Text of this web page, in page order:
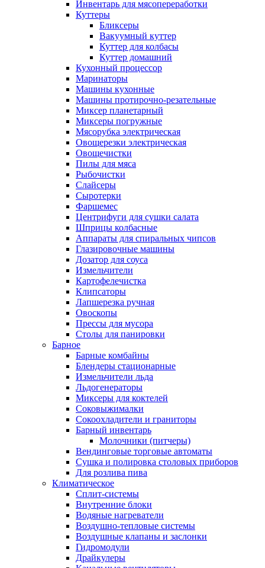
Инвентарь для мясопереработки
Куттеры
Бликсеры
Вакуумный куттер
Куттер для колбасы
Куттер домашний
Кухонный процессор
Маринаторы
Машины кухонные
Машины протирочно-резательные
Миксер планетарный
Миксеры погружные
Мясорубка электрическая
Овощерезки электрическая
Овощечистки
Пилы для мяса
Рыбочистки
Слайсеры
Сыротерки
Фаршемес
Центрифуги для сушки салата
Шприцы колбасные
Аппараты для спиральных чипсов
Глазировочные машины
Дозатор для соуса
Измельчители
Картофелечистка
Клипсаторы
Лапшерезка ручная
Овоскопы
Прессы для мусора
Столы для панировки
Барное
Барные комбайны
Блендеры стационарные
Измельчители льда
Льдогенераторы
Миксеры для коктелей
Соковыжималки
Сокоохладители и граниторы
Барный инвентарь
Молочники (питчеры)
Вендинговые торговые автоматы
Сушка и полировка столовых приборов
Для розлива пива
Климатическое
Сплит-системы
Внутренние блоки
Водяные нагреватели
Воздушно-тепловые системы
Воздушные клапаны и заслонки
Гидромодули
Драйкулеры